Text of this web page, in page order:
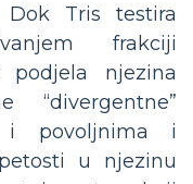
Tris testira
frakciji
njezina
“divergentne”
i povoljnima i
u njezinu